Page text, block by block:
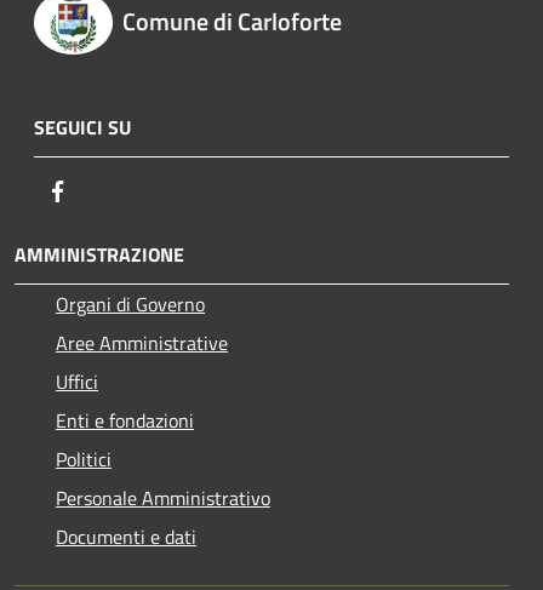
Comune di Carloforte
SEGUICI SU
AMMINISTRAZIONE
Organi di Governo
Aree Amministrative
Uffici
Enti e fondazioni
Politici
Personale Amministrativo
Documenti e dati